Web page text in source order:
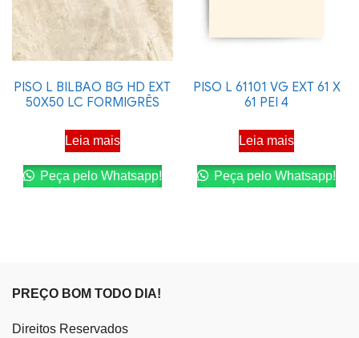
PISO L BILBAO BG HD EXT
50X50 LC FORMIGRÊS
Leia mais
Peça pelo Whatsapp!
PISO L 61101 VG EXT 61 X
61 PEI 4
Leia mais
Peça pelo Whatsapp!
PREÇO BOM TODO DIA!
Direitos Reservados